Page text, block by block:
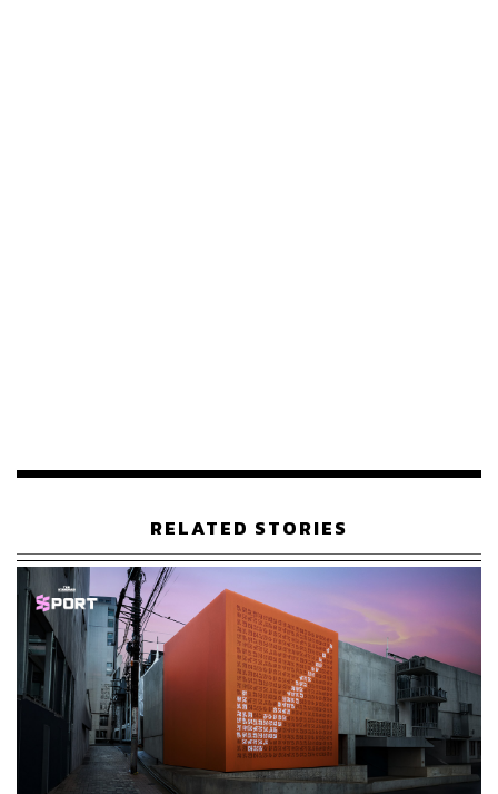
การแชร์ผ่านฟีเจอร์เพื่อนสนิท (Close Friends)
ในสหรัฐอเมริกา วัยรุ่นใช้ฟีเจอร์สร้าง Notes มากกว่า
ช่วงวัยอื่นๆ ถึง 10 เท่า
การโพสต์รูปภาพแบบ Photo Dump บน Instagram ส่วน
ใหญ่โพสต์โดยวัยรุ่น
ในประเทศไทย Gen Z มีความชื่นชอบดนตรี เกม และ
การแสดงออกถึงความเป็นตัวเอง
เนื้อหายอดนิยมในหมู่ Gen Z ใน Reels คือวันหยุดและ
การเดินทาง Dance Challenge คลิปเบื้องหลัง การใช้
ฟิลเตอร์ต่างๆ มีม และแมว
RELATED STORIES